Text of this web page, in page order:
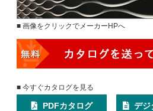
■ 画像をクリックでメーカーHPへ
■ 今すぐカタログを見る
PDFカタログ デジ